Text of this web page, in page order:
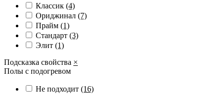
Классик (4)
Ориджинал (7)
Прайм (1)
Стандарт (3)
Элит (1)
Подсказка свойства ×
Полы с подогревом
Не подходит (16)